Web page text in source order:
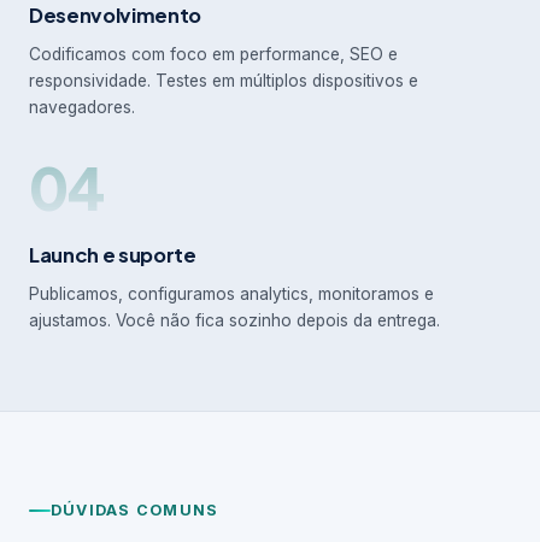
Desenvolvimento
Codificamos com foco em performance, SEO e
responsividade. Testes em múltiplos dispositivos e
navegadores.
04
Launch e suporte
Publicamos, configuramos analytics, monitoramos e
ajustamos. Você não fica sozinho depois da entrega.
DÚVIDAS COMUNS